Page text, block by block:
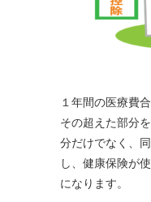
１年間の医療費
その超えた部分
分だけでなく、
し、健康保険が
になります。